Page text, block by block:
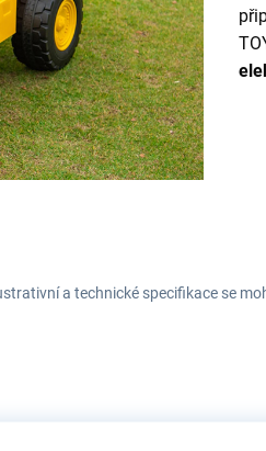
a technické specifikace se